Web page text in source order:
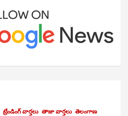
ట్రేండింగ్ వార్తలు తాజా వార్తలు తెలంగాణ